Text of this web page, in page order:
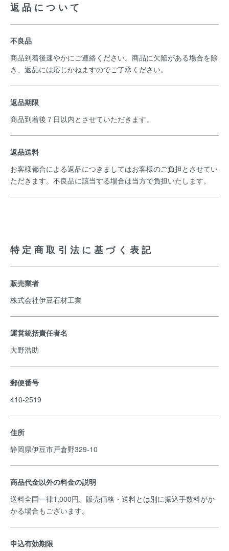
返品について
不良品
商品到着後速やかにご連絡ください。商品に欠陥がある場合を除
き、返品には応じかねますのでご了承ください。
返品期限
商品到着後７日以内とさせていただきます。
返品送料
お客様都合による返品につきましてはお客様のご負担とさせてい
ただきます。不良品に該当する場合は当方で負担いたします。
特定商取引法に基づく表記
販売業者
株式会社伊豆石材工業
運営統括責任者名
大野浩助
郵便番号
410-2519
住所
静岡県伊豆市戸倉野329-10
商品代金以外の料金の説明
送料全国一律1,000円。販売価格・送料とは別に振込手数料がか
かる場合もございます。
申込有効期限